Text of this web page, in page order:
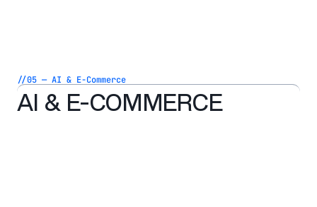
//05 — AI & E-Commerce
AI & E-COMMERCE